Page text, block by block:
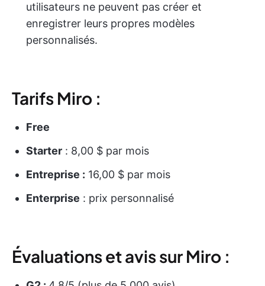
utilisateurs ne peuvent pas créer et
enregistrer leurs propres modèles
personnalisés.
Tarifs Miro :
Free
Starter : 8,00 $ par mois
Entreprise : 16,00 $ par mois
Enterprise : prix personnalisé
Évaluations et avis sur Miro :